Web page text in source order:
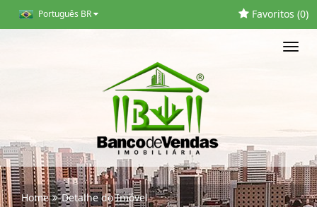
Português BR Favoritos (0)
Home Detalhe do Imóvel